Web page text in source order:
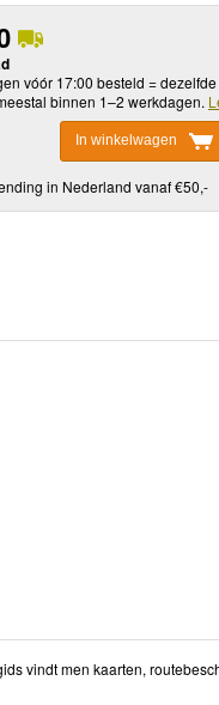
vóór 17:00 besteld =
binnen 1–2 werkdagen.
In winkelwagen
in Nederland vanaf €50,-
vindt men kaarten,